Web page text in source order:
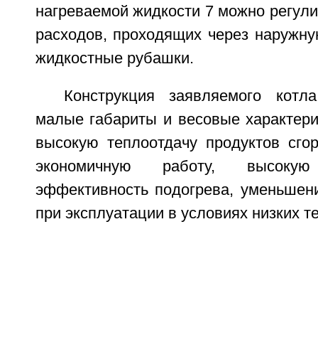
нагреваемой жидкости 7 можно
расходов, проходящих через
жидкостные рубашки.
Конструкция заявляемого
малые габариты и весовые
высокую теплоотдачу продуктов
экономичную работу,
эффективность подогрева,
при эксплуатации в условиях низких